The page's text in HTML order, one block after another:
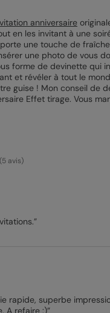
anniversaire
en les invitant à une
une touche de
une photo de vous
forme de devinette qui
et révéler à tout le
guise ! Mon conseil de
Effet tirage. Vous
(5avis)
rapide, superbe
A refaire :)”